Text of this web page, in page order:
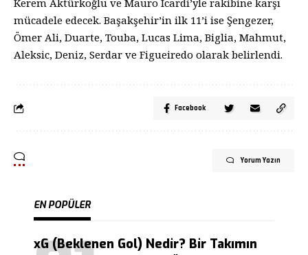
Kerem Aktürkoğlu ve Mauro Icardi’yle rakibine karşı
mücadele edecek. Başakşehir’in ilk 11’i ise Şengezer,
Ömer Ali, Duarte, Touba, Lucas Lima, Biglia, Mahmut,
Aleksic, Deniz, Serdar ve Figueiredo olarak belirlendi.
Facebook
Yorum Yazın
EN POPÜLER
xG (Beklenen Gol) Nedir? Bir Takımın